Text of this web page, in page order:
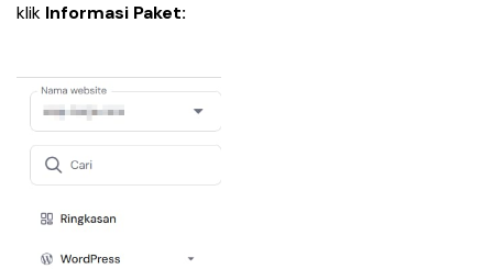
klik Informasi Paket: